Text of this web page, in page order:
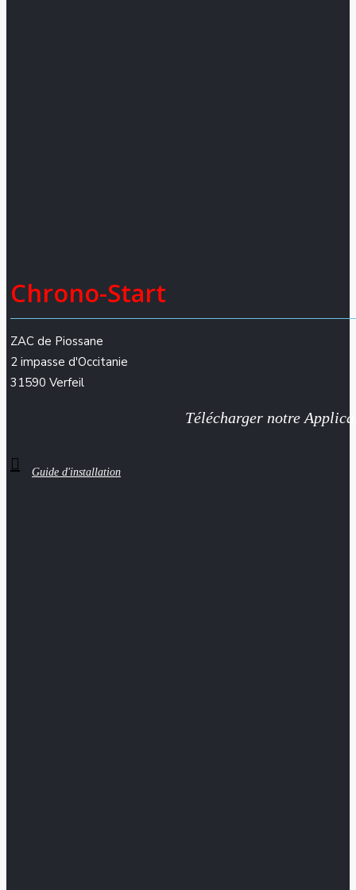
Chrono-Start
ZAC de Piossane
2 impasse d'Occitanie
31590 Verfeil
Télécharger notre
Guide d'installation